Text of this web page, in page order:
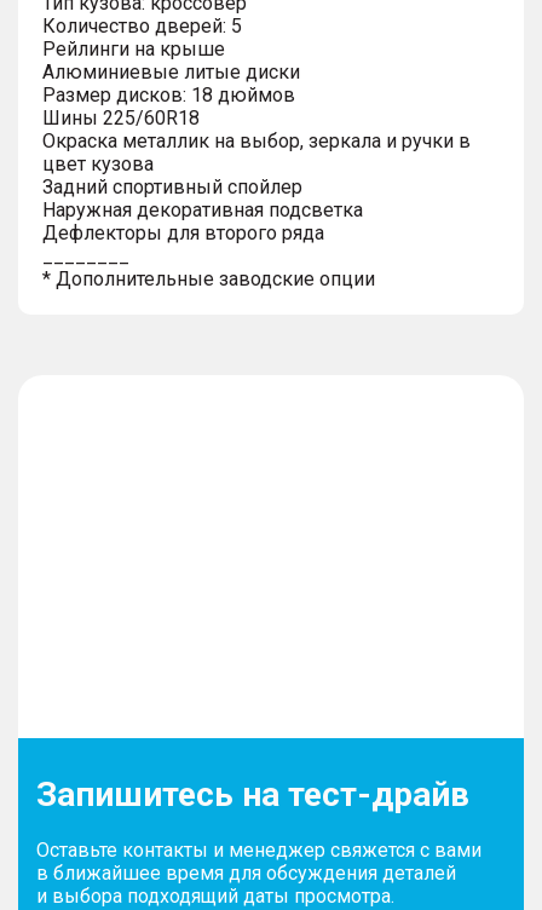
Количество дверей: 5
Рейлинги на крыше
Алюминиевые литые диски
Размер дисков: 18 дюймов
Шины 225/60R18
Окраска металлик на выбор, зеркала и ручки в
цвет кузова
Задний спортивный спойлер
Наружная декоративная подсветка
Дефлекторы для второго ряда
* Дополнительные заводские опции
Запишитесь на тест-драйв
Оставьте контакты и менеджер свяжется с вами
в ближайшее время для обсуждения деталей
и выбора подходящий даты просмотра.